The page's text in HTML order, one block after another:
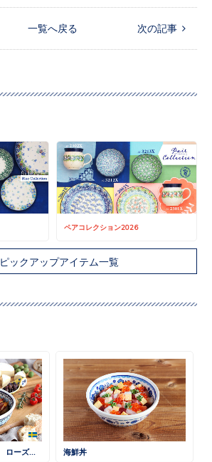
一覧へ戻る 次の記事 
ペアコレクション2026
ピックアップアイテム一覧
ハッセルバックポテト ローズマリー風味 海鮮丼